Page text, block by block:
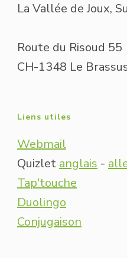
La Vallée de Joux,
Route du Risoud 55
CH-1348 Le
Liens utiles
Webmail
Quizletanglais -
Tap'touche
Duolingo
Conjugaison